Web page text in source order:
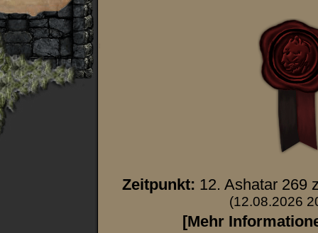
Zeitpunkt: 12. Ashatar 269
(12.08.2026
[Mehr